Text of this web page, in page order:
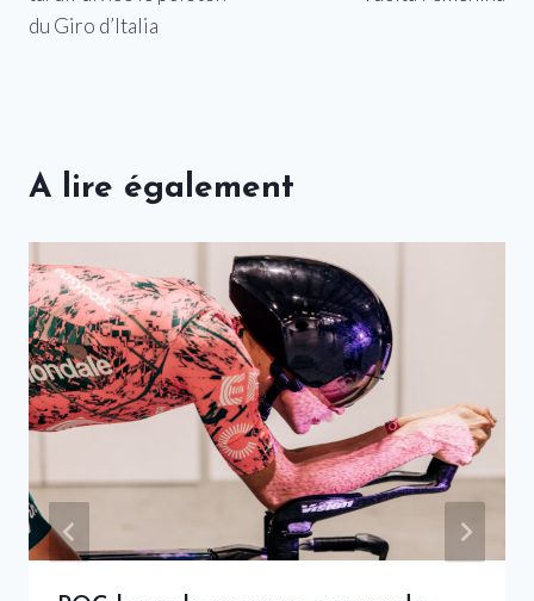
du Giro d’Italia
A lire également